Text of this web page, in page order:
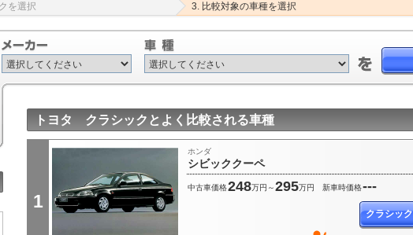
を選択 3. 比較対象の車種を選択
トヨタ クラシックとよく比較される車種
1
シビッククーペ
ホンダ
中古車価格248万円～295万円 新車時価格---
クラシッ